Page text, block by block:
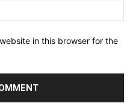
in this browser for the